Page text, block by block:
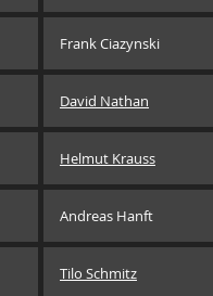
Frank Ciazynski
David Nathan
Helmut Krauss
Andreas Hanft
Tilo Schmitz